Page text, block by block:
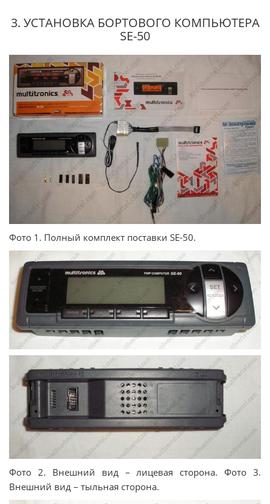
3. УСТАНОВКА БОРТОВОГО КОМПЬЮТЕРА
SE-50
Фото 1. Полный комплект поставки SE-50.
Фото 2. Внешний вид – лицевая сторона. Фото 3.
Внешний вид – тыльная сторона.